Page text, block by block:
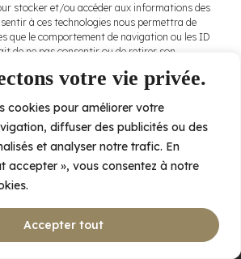
votre vie privée.
cookies pour améliorer votre
diffuser des publicités ou des
et analyser notre trafic. En
accepter », vous consentez à notre
Accepter tout
stocker et/ou accéder aux informations des
à ces technologies nous permettra de
que le comportement de navigation ou les ID
de ne pas consentir ou de retirer son
Accepter
Refuser